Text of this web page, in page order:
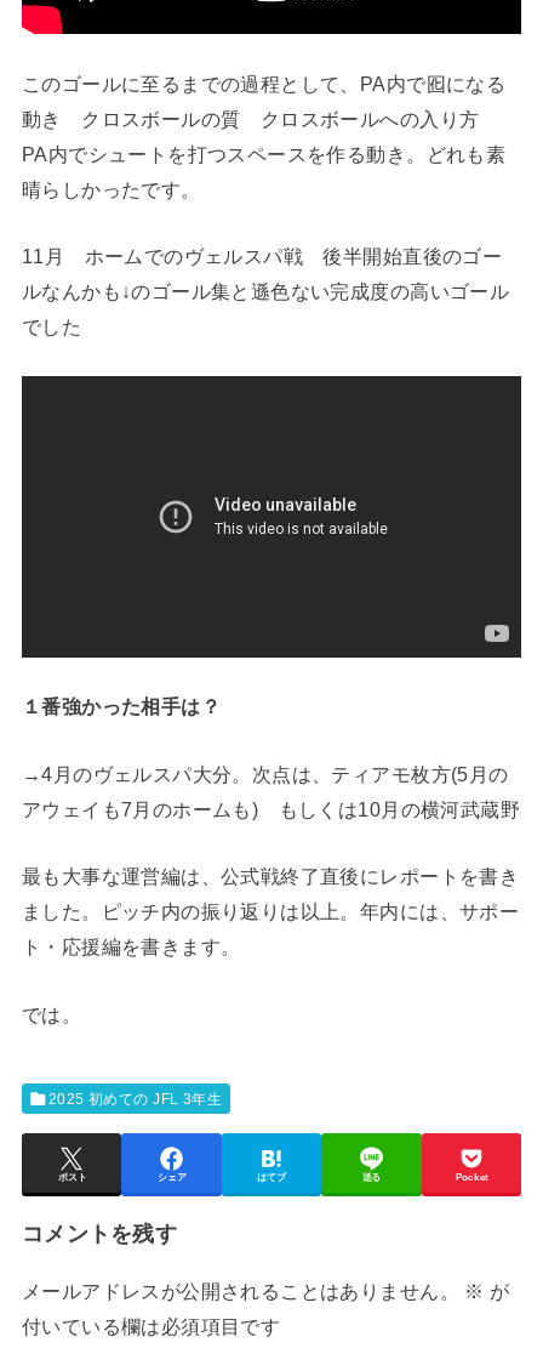
このゴールに至るまでの過程として、PA内で囮になる
動き クロスボールの質 クロスボールへの入り方
PA内でシュートを打つスペースを作る動き。どれも素
晴らしかったです。
11月 ホームでのヴェルスパ戦 後半開始直後のゴー
ルなんかも↓のゴール集と遜色ない完成度の高いゴール
でした
１番強かった相手は？
→4月のヴェルスパ大分。次点は、ティアモ枚方(5月の
アウェイも7月のホームも) もしくは10月の横河武蔵野
最も大事な運営編は、公式戦終了直後にレポートを書き
ました。ピッチ内の振り返りは以上。年内には、サポー
ト・応援編を書きます。
では。
2025 初めての JFL 3年生
ポスト シェア はてブ 送る Pocket
コメントを残す
メールアドレスが公開されることはありません。 ※ が
付いている欄は必須項目です